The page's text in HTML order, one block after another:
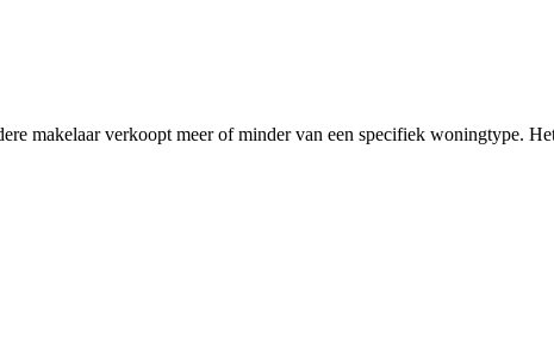
makelaar verkoopt meer of minder van een specifiek woningtype.